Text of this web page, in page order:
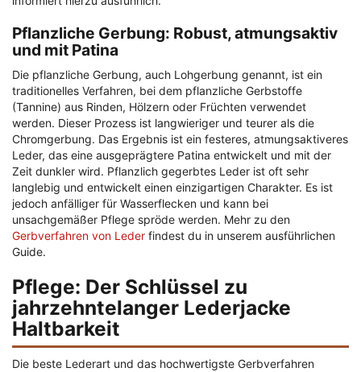
Pflanzliche Gerbung: Robust, atmungsaktiv
und mit Patina
Die pflanzliche Gerbung, auch Lohgerbung genannt, ist ein
traditionelles Verfahren, bei dem pflanzliche Gerbstoffe
(Tannine) aus Rinden, Hölzern oder Früchten verwendet
werden. Dieser Prozess ist langwieriger und teurer als die
Chromgerbung. Das Ergebnis ist ein festeres, atmungsaktiveres
Leder, das eine ausgeprägtere Patina entwickelt und mit der
Zeit dunkler wird. Pflanzlich gegerbtes Leder ist oft sehr
langlebig und entwickelt einen einzigartigen Charakter. Es ist
jedoch anfälliger für Wasserflecken und kann bei
unsachgemäßer Pflege spröde werden. Mehr zu den
Gerbverfahren von Leder findest du in unserem ausführlichen
Guide.
Pflege: Der Schlüssel zu
jahrzehntelanger Lederjacke
Haltbarkeit
Die beste Lederart und das hochwertigste Gerbverfahren